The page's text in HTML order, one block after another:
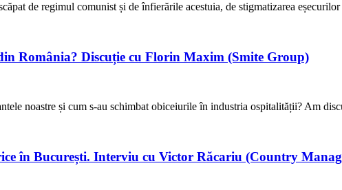
de regimul comunist și de înfierările acestuia, de stigmatizarea eșecurilor
România? Discuție cu Florin Maxim (Smite Group)
noastre și cum s-au schimbat obiceiurile în industria ospitalității? Am
în București. Interviu cu Victor Răcariu (Country